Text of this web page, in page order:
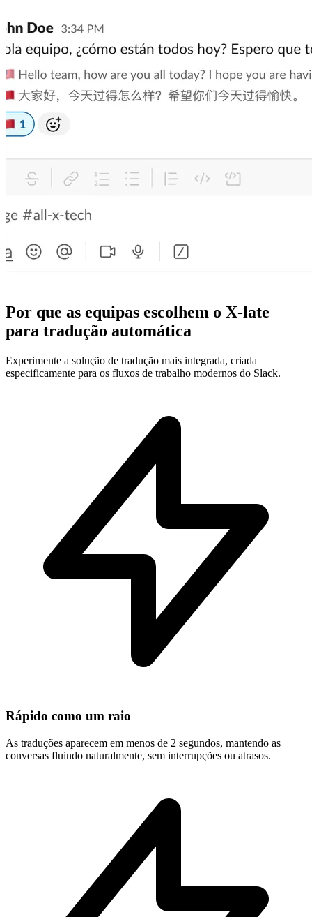
Por que as equipas escolhem o X-late
para tradução automática
Experimente a solução de tradução mais integrada, criada
especificamente para os fluxos de trabalho modernos do Slack.
Rápido como um raio
As traduções aparecem em menos de 2 segundos, mantendo as
conversas fluindo naturalmente, sem interrupções ou atrasos.